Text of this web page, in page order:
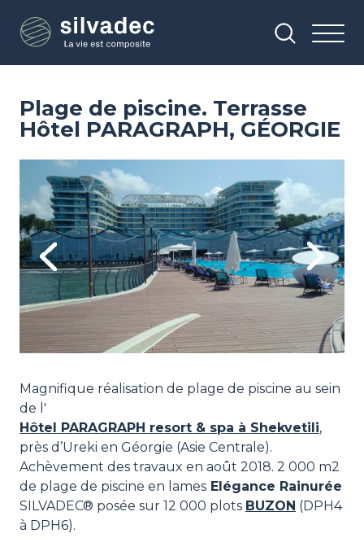
contenu
Plage de piscine. Terrasse
Hôtel PARAGRAPH, GÉORGIE
Previous
Image
Next
Magnifique réalisation de plage de piscine au sein
de l'
Hôtel PARAGRAPH resort & spa à Shekvetili,
près d’Ureki en Géorgie (Asie Centrale).
Achèvement des travaux en août 2018. 2 000 m2
de plage de piscine en lames Elégance Rainurée
SILVADEC® posée sur 12 000 plots BUZON (DPH4
à DPH6).